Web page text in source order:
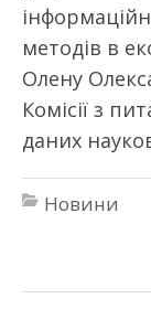
методів в
Олену
Комісії з
даних
Новини